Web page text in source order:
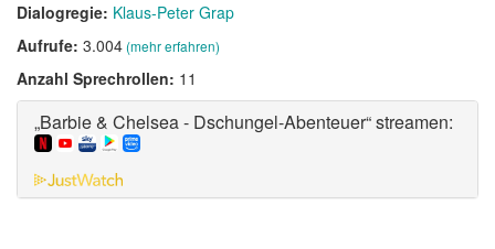
Dialogregie: Klaus-Peter Grap
Aufrufe: 3.004(mehr erfahren)
Anzahl Sprechrollen: 11
„Barbie & Chelsea - Dschungel-Abenteuer“ streamen: